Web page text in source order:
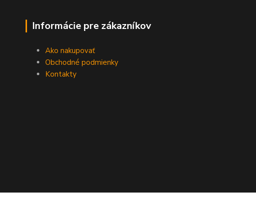
Informácie pre zákazníkov
Ako nakupovať
Obchodné podmienky
Kontakty